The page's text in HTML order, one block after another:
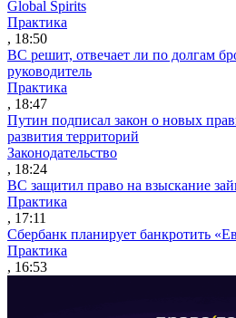
Global Spirits
Практика
, 18:50
ВС решит, отвечает ли по долгам
руководитель
Практика
, 18:47
Путин подписал закон о новых
развития территорий
Законодательство
, 18:24
ВС защитил право на взыскание
Практика
, 17:11
Сбербанк планирует банкротить
Практика
, 16:53